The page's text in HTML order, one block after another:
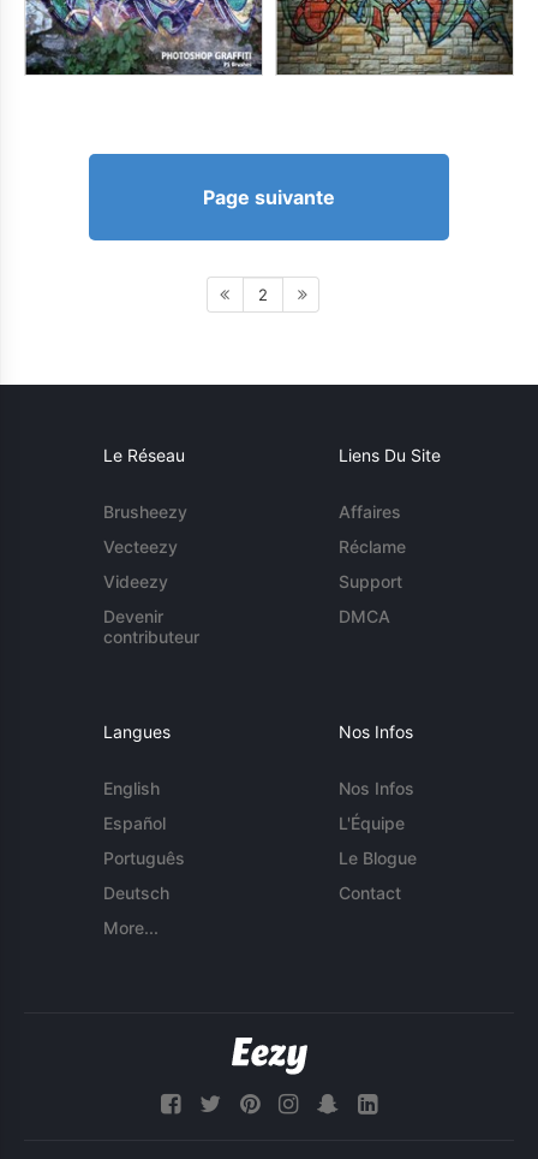
Page suivante
2
Le Réseau
Brusheezy
Vecteezy
Videezy
Devenir
contributeur
Liens Du Site
Affaires
Réclame
Support
DMCA
Langues
English
Español
Português
Deutsch
More...
Nos Infos
Nos Infos
L'Équipe
Le Blogue
Contact